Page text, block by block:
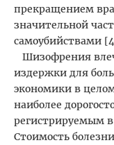
прекращением
значительной
самоубийствами
Шизофрения
издержки для
экономики в
наиболее
регистрируемым в
Стоимость